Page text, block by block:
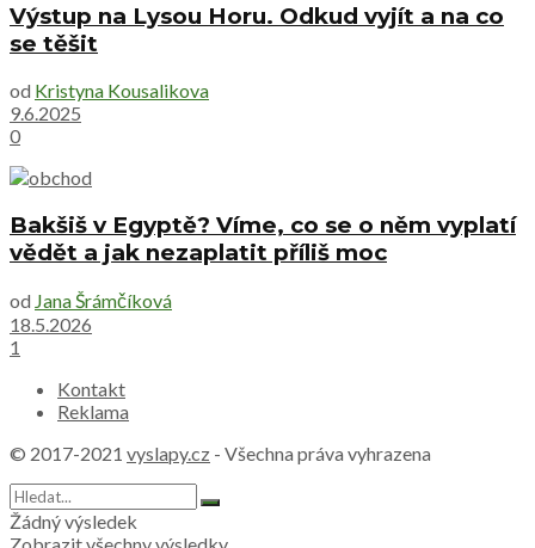
Výstup na Lysou Horu. Odkud vyjít a na co
se těšit
od Kristyna Kousalikova
9.6.2025
0
Bakšiš v Egyptě? Víme, co se o něm vyplatí
vědět a jak nezaplatit příliš moc
od Jana Šrámčíková
18.5.2026
1
Kontakt
Reklama
© 2017-2021 vyslapy.cz - Všechna práva vyhrazena
Žádný výsledek
Zobrazit všechny výsledky